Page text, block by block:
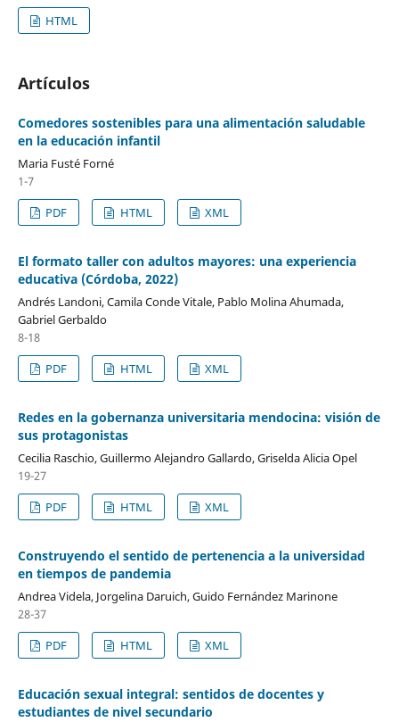
HTML
Artículos
Comedores sostenibles para una alimentación saludable
en la educación infantil
Maria Fusté Forné
1-7
PDF
HTML XML
El formato taller con adultos mayores: una experiencia
educativa (Córdoba, 2022)
Andrés Landoni, Camila Conde Vitale, Pablo Molina Ahumada,
Gabriel Gerbaldo
8-18
PDF
HTML XML
Redes en la gobernanza universitaria mendocina: visión de
sus protagonistas
Cecilia Raschio, Guillermo Alejandro Gallardo, Griselda Alicia Opel
19-27
PDF
HTML XML
Construyendo el sentido de pertenencia a la universidad
en tiempos de pandemia
Andrea Videla, Jorgelina Daruich, Guido Fernández Marinone
28-37
PDF
HTML XML
Educación sexual integral: sentidos de docentes y
estudiantes de nivel secundario